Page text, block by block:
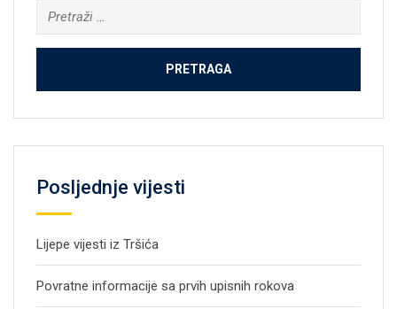
Pretraga:
Posljednje vijesti
Lijepe vijesti iz Tršića
Povratne informacije sa prvih upisnih rokova